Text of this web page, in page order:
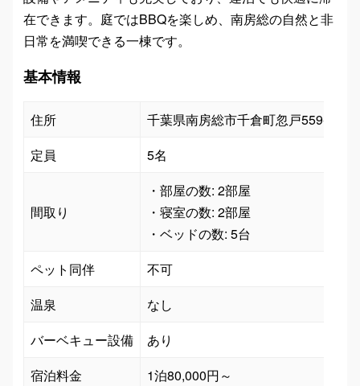
在できます。庭ではBBQを楽しめ、南房総の自然と非
日常を満喫できる一棟です。
基本情報
住所
千葉県南房総市千倉町忽戸559-3
定員
5名
間取り
・部屋の数: 2部屋
・寝室の数: 2部屋
ペット同伴
不可
温泉
なし
バーベキュー設備
あり
宿泊料金
1泊80,000円～